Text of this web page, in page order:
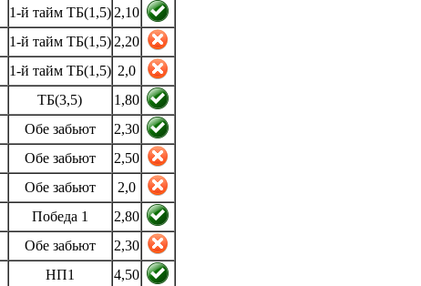
1-й тайм ТБ(1,5) 2,10
1-й тайм ТБ(1,5) 2,20
1-й тайм ТБ(1,5) 2,0
ТБ(3,5)
1,80
Обе забьют
2,30
Обе забьют
2,50
Обе забьют
2,0
Победа 1
2,80
Обе забьют
2,30
НП1
4,50